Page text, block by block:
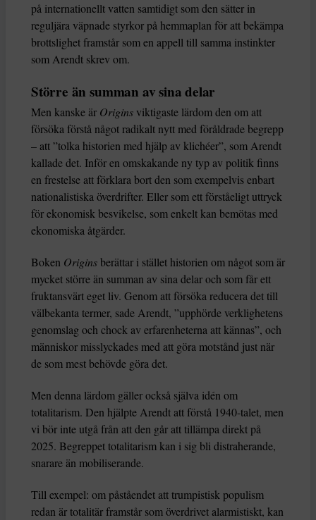
på internationellt vatten samtidigt som den sätter in
reguljära väpnade styrkor på hemmaplan för att bekämpa
brottslighet framstår som en appell till samma instinkter
som Arendt skrev om.
Större än summan av sina delar
Men kanske är Origins viktigaste lärdom den om att
försöka förstå något radikalt nytt med föråldrade begrepp
– att ”tolka historien med hjälp av klichéer”, som Arendt
kallade det. Inför en omskakande ny typ av politik finns
en frestelse att förklara bort den som exempelvis enbart
nationalistiska överdrifter. Eller som ett förståeligt uttryck
för ekonomisk besvikelse, som enkelt kan bemötas med
ekonomiska åtgärder.
Boken Originsberättar i stället historien om något som är
mycket större än summan av sina delar och som får ett
fruktansvärt eget liv. Genom att försöka reducera det till
välbekanta termer, sade Arendt, ”upphörde verklighetens
genomslag och chock av erfarenheterna att kännas”, och
människor misslyckades med att göra motstånd just när
de som mest behövde göra det.
Men denna lärdom gäller också själva idén om
totalitarism. Den hjälpte Arendt att förstå 1940-talet, men
vi bör inte utgå från att den går att tillämpa direkt på
2025. Begreppet totalitarism kan i sig bli distraherande,
snarare än mobiliserande.
Till exempel: om påståendet att trumpistisk populism
redan är totalitär framstår som överdrivet alarmistiskt, kan